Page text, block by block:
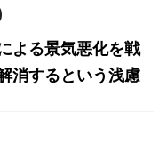
よる景気悪化を戦
消するという浅慮